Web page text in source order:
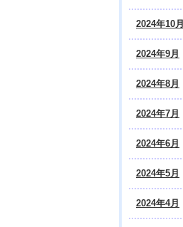
2024年10月
2024年9月
2024年8月
2024年7月
2024年6月
2024年5月
2024年4月